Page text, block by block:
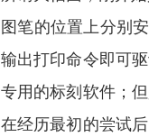
图笔的位置上分别
输出打印命令即可
专用的标刻软件；
在经历最初的尝试